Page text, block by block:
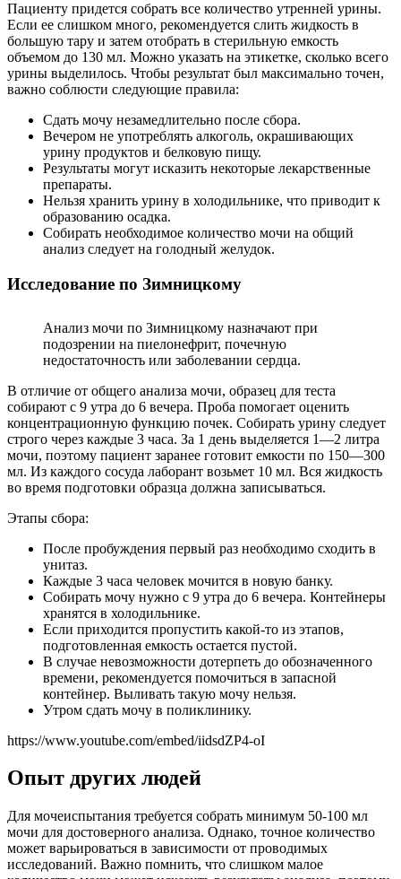
Пациенту придется собрать все количество утренней урины.
Если ее слишком много, рекомендуется слить жидкость в
большую тару и затем отобрать в стерильную емкость
объемом до 130 мл. Можно указать на этикетке, сколько всего
урины выделилось. Чтобы результат был максимально точен,
важно соблюсти следующие правила:
Сдать мочу незамедлительно после сбора.
Вечером не употреблять алкоголь, окрашивающих
урину продуктов и белковую пищу.
Результаты могут исказить некоторые лекарственные
препараты.
Нельзя хранить урину в холодильнике, что приводит к
образованию осадка.
Собирать необходимое количество мочи на общий
анализ следует на голодный желудок.
Исследование по Зимницкому
Анализ мочи по Зимницкому назначают при
подозрении на пиелонефрит, почечную
недостаточность или заболевании сердца.
В отличие от общего анализа мочи, образец для теста
собирают с 9 утра до 6 вечера. Проба помогает оценить
концентрационную функцию почек. Собирать урину следует
строго через каждые 3 часа. За 1 день выделяется 1—2 литра
мочи, поэтому пациент заранее готовит емкости по 150—300
мл. Из каждого сосуда лаборант возьмет 10 мл. Вся жидкость
во время подготовки образца должна записываться.
Этапы сбора:
После пробуждения первый раз необходимо сходить в
унитаз.
Каждые 3 часа человек мочится в новую банку.
Собирать мочу нужно с 9 утра до 6 вечера. Контейнеры
хранятся в холодильнике.
Если приходится пропустить какой-то из этапов,
подготовленная емкость остается пустой.
В случае невозможности дотерпеть до обозначенного
времени, рекомендуется помочиться в запасной
контейнер. Выливать такую мочу нельзя.
Утром сдать мочу в поликлинику.
https://www.youtube.com/embed/iidsdZP4-oI
Опыт других людей
Для мочеиспытания требуется собрать минимум 50-100 мл
мочи для достоверного анализа. Однако, точное количество
может варьироваться в зависимости от проводимых
исследований. Важно помнить, что слишком малое